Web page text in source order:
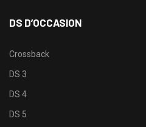
DS D’OCCASION
Crossback
DS 3
DS 4
DS 5